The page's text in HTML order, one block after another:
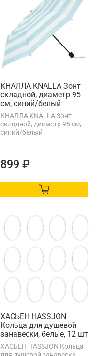
КНАЛЛА KNALLA Зонт
складной, диаметр 95
см, синий/белый
КНАЛЛА KNALLA Зонт
складной, диаметр 95 см,
синий/белый
899 ₽
ХАСЬЕН HASSJON
Кольца для душевой
занавески, белые, 12 шт
ХАСЬЕН HASSJON Кольца
для душевой занавески,